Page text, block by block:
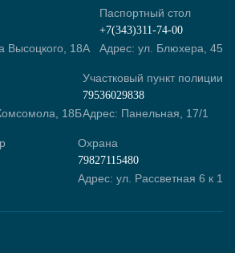
Высоцкого, 18А
Паспортный стол
+7(343)311-74-00
Адрес: ул. Блюхера, 45
18Б
Участковый пункт полиции
79536029838
Адрес: Панельная, 17/1
Охрана
79827115480
Адрес: ул. Рассветная 6 к 1